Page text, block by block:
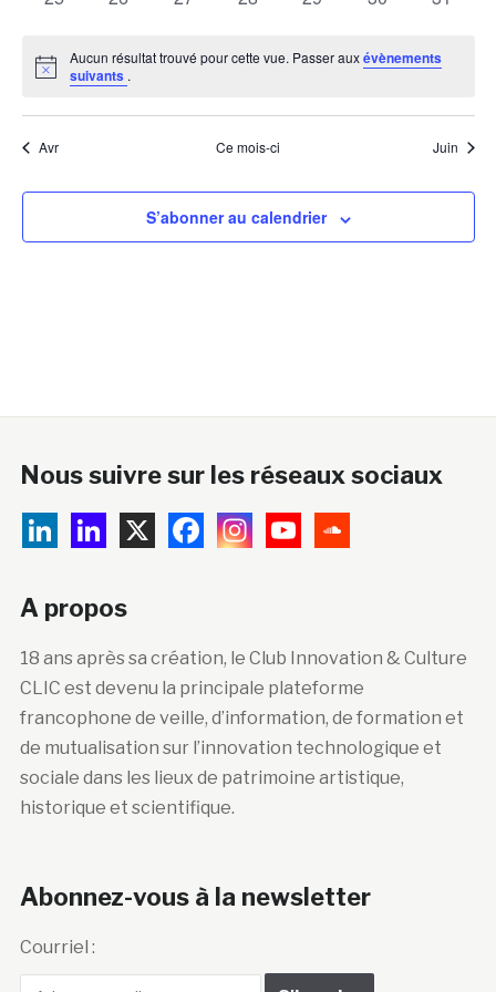
Notice
Aucun résultat trouvé pour cette vue. Passer auxévènements
suivants .
Avr Ce mois-ci Juin
S’abonner au calendrier
Nous suivre sur les réseaux sociaux
A propos
18 ans après sa création, le Club Innovation & Culture
CLIC est devenu la principale plateforme
francophone de veille, d’information, de formation et
de mutualisation sur l’innovation technologique et
sociale dans les lieux de patrimoine artistique,
historique et scientifique.
Abonnez-vous à la newsletter
Courriel :